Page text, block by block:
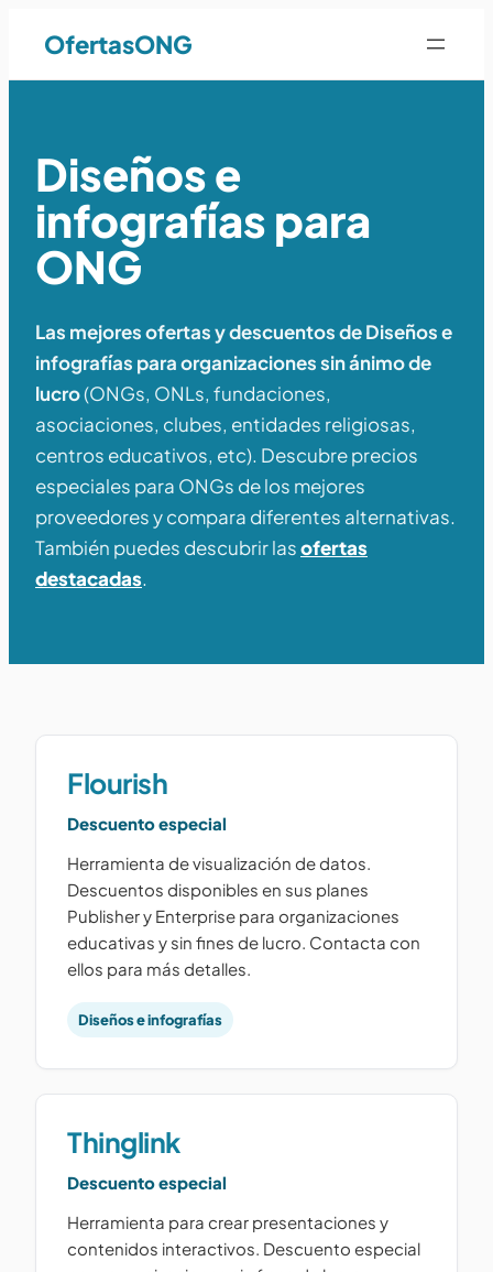
OfertasONG
Diseños e
infografías para
ONG
Las mejores ofertas y descuentos de Diseños e
infografías para organizaciones sin ánimo de
lucro(ONGs, ONLs, fundaciones,
asociaciones, clubes, entidades religiosas,
centros educativos, etc). Descubre precios
especiales para ONGs de los mejores
proveedores y compara diferentes alternativas.
También puedes descubrir lasofertas
destacadas.
Flourish
Descuento especial
Herramienta de visualización de datos.
Descuentos disponibles en sus planes
Publisher y Enterprise para organizaciones
educativas y sin fines de lucro. Contacta con
ellos para más detalles.
Diseños e infografías
Thinglink
Descuento especial
Herramienta para crear presentaciones y
contenidos interactivos. Descuento especial